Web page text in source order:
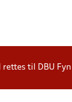
til DBU Fyn